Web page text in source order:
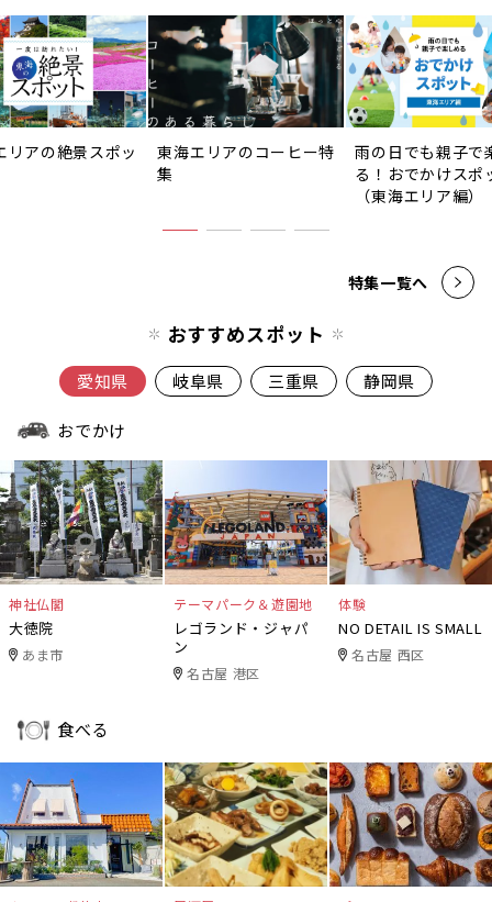
リアの絶景スポッ
東海エリアのコーヒー特
集
雨の日でも親子で
る！おでかけスポ
（東海エリア編）
特集一覧へ
おすすめスポット
愛知県 岐阜県 三重県 静岡県
おでかけ
神社仏閣
大徳院
あま市
テーマパーク＆遊園地
レゴランド・ジャパ
ン
名古屋 港区
体験
NO DETAIL IS SMALL
名古屋 西区
食べる